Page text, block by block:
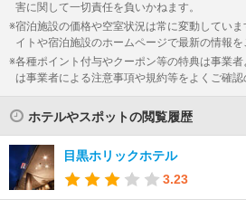
害に関して一切責任を負いかねます。
宿泊施設の価格や空室状況は常に変動してい
イトや宿泊施設のホームページで最新の情報を
各種ポイント付与やクーポン等の特典は事業
は事業者による注意事項や規約等をよくご確認
ホテルやスポットの閲覧履歴
目黒ホリックホテル
3.23